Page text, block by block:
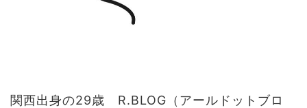
関西出身の29歳 R.BLOG（アールドットブロ